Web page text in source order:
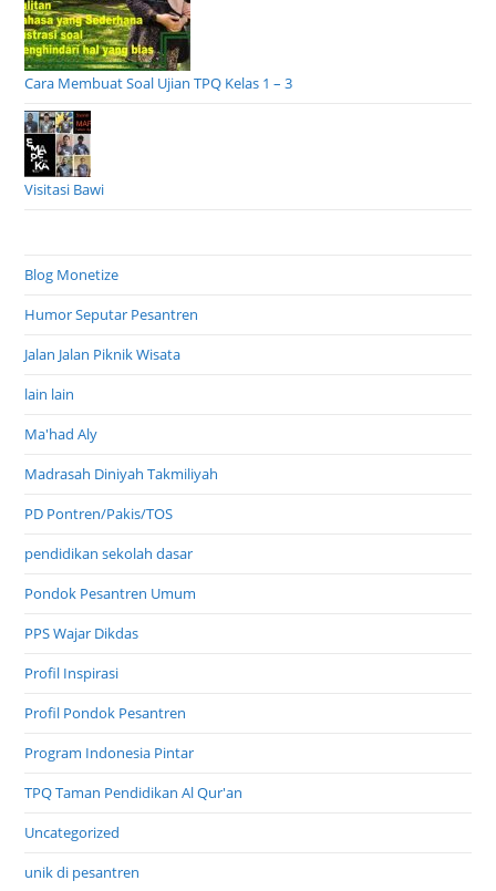
Cara Membuat Soal Ujian TPQ Kelas 1 – 3
Visitasi Bawi
Blog Monetize
Humor Seputar Pesantren
Jalan Jalan Piknik Wisata
lain lain
Ma'had Aly
Madrasah Diniyah Takmiliyah
PD Pontren/Pakis/TOS
pendidikan sekolah dasar
Pondok Pesantren Umum
PPS Wajar Dikdas
Profil Inspirasi
Profil Pondok Pesantren
Program Indonesia Pintar
TPQ Taman Pendidikan Al Qur'an
Uncategorized
unik di pesantren